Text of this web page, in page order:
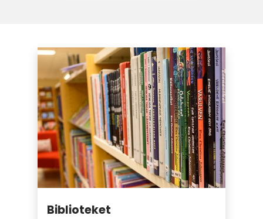
Puffar
Biblioteket